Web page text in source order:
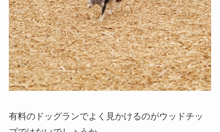
有料のドッグランでよく見かけるのがウッドチッ